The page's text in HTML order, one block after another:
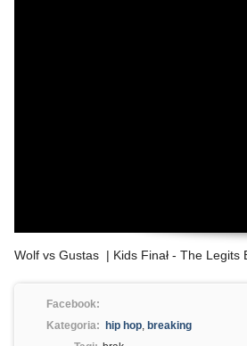
Wolf vs Gustas | Kids Finał - The Legits
Facebook:
Kategoria:
hip hop, breaking